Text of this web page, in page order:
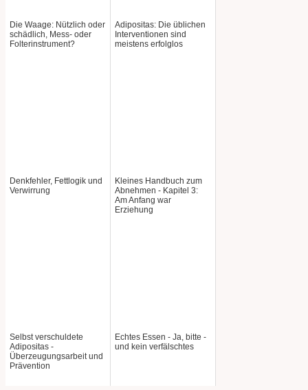
Die Waage: Nützlich oder
schädlich, Mess- oder
Folterinstrument?
Adipositas: Die üblichen
Interventionen sind
meistens erfolglos
Denkfehler, Fettlogik und
Verwirrung
Kleines Handbuch zum
Abnehmen - Kapitel 3:
Am Anfang war
Erziehung
Selbst verschuldete
Adipositas -
Überzeugungsarbeit und
Prävention
Echtes Essen - Ja, bitte -
und kein verfälschtes